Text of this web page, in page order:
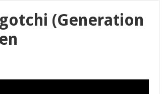
(Generation